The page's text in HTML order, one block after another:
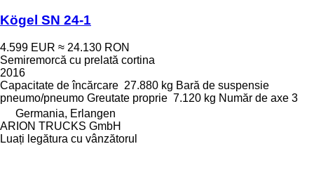
Kögel SN 24-1
4.599 EUR ≈ 24.130 RON
Semiremorcă cu prelată cortina
2016
Capacitate de încărcare 27.880 kg Bară de suspensie
pneumo/pneumo Greutate proprie 7.120 kg Număr de axe 3
Germania, Erlangen
ARION TRUCKS GmbH
Luați legătura cu vânzătorul